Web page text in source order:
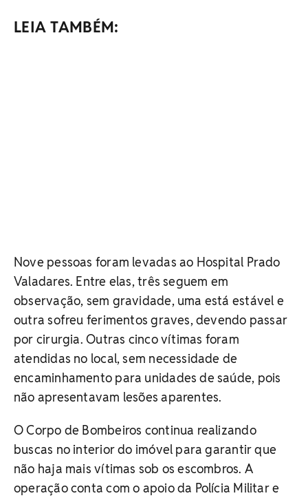
LEIA TAMBÉM:
Nove pessoas foram levadas ao Hospital Prado
Valadares. Entre elas, três seguem em
observação, sem gravidade, uma está estável e
outra sofreu ferimentos graves, devendo passar
por cirurgia. Outras cinco vítimas foram
atendidas no local, sem necessidade de
encaminhamento para unidades de saúde, pois
não apresentavam lesões aparentes.
O Corpo de Bombeiros continua realizando
buscas no interior do imóvel para garantir que
não haja mais vítimas sob os escombros. A
operação conta com o apoio da Polícia Militar e